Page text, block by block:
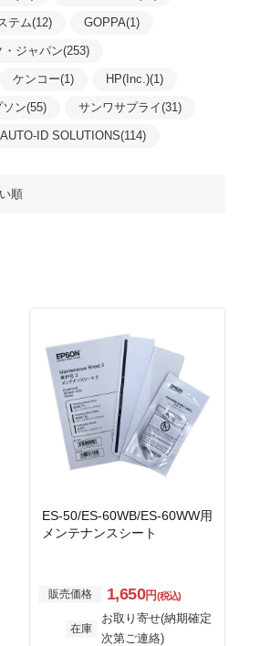
テム(12) GOPPA(1)
ジャパン(253)
ケンコー(1) HP(Inc.)(1)
ソン(55) サンワサプライ(31)
AUTO-ID SOLUTIONS(114)
順
ES-50/ES-60WB/ES-60WW用
メンテナンスシート
販売価格 1,650円(税込)
在庫
お取り寄せ(納期確定
次第ご連絡)